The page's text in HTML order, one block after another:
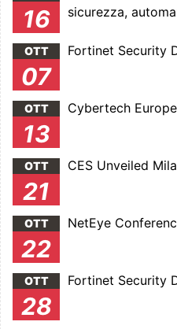
16
sicurezza,
OTT
07
Fortinet Security
OTT
13
Cybertech
OTT
21
CES Unveiled
OTT
22
NetEye
OTT
28
Fortinet Security